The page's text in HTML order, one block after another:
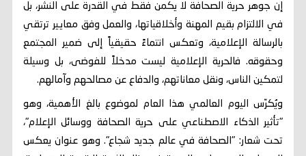
إن جوهر حرية الصحافة لا يكمن فقط في القدرة على النشر، بل
في الالتزام بقيم المهنة وأخلاقياتها، والعمل وفق معايير ترتقي
بالرسالة الإعلامية، وتعكس انتماءً حقيقياً إلى ضمير المجتمع
وحقوقه. فالحرية الإعلامية ليست مدخلاً للفوضى، بل وسيلة
لتمكين الناس، ونقل معاناتهم، والدفاع عن مصالحهم وآمالهم.
ويُكرّس اليوم العالمي هذا العام لموضوع بالغ الأهمية، وهو
"تأثير الذكاء الاصطناعي على حرية الصحافة ووسائل الإعلام"،
تحت شعار: "الصحافة في عالم جديد شجاع". وهو عنوان يعكس